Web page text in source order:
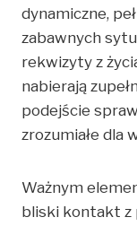
dynamiczne,
zabawnych
rekwizyty z
nabierają
podejście
zrozumiałe dla
Ważnym
bliski kontakt z